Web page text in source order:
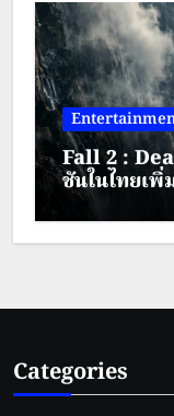
Fall 2 :
ชันในไทยเ
สอง
Categories